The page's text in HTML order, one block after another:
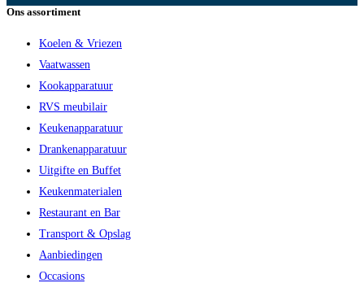
Ons assortiment
Koelen & Vriezen
Vaatwassen
Kookapparatuur
RVS meubilair
Keukenapparatuur
Drankenapparatuur
Uitgifte en Buffet
Keukenmaterialen
Restaurant en Bar
Transport & Opslag
Aanbiedingen
Occasions